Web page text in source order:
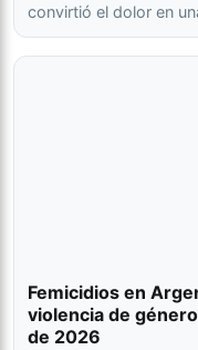
convirtió el dolor en
Femicidios en
violencia de
de 2026